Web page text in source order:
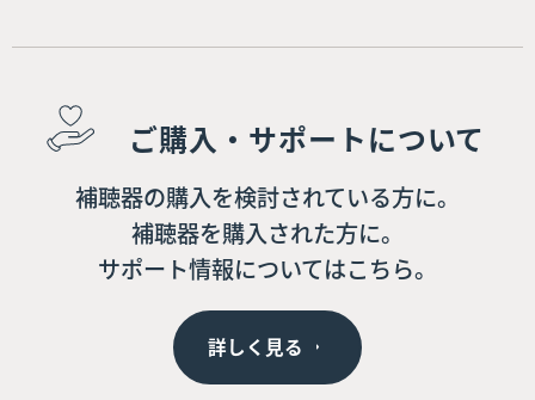
ご購入・サポートについて
補聴器の購入を検討されている方に。
補聴器を購入された方に。
サポート情報についてはこちら。
詳しく見る